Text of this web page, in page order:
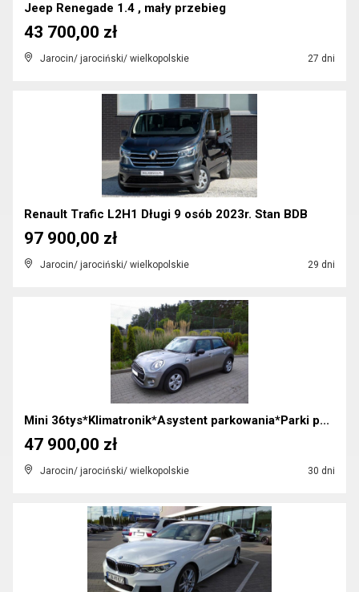
Jeep Renegade 1.4 , mały przebieg
Jarocin/ jarociński/ wielkopolskie 27 dni
43 700,00 zł
Renault Trafic L2H1 Długi 9 osób 2023r. Stan BDB
Jarocin/ jarociński/ wielkopolskie 29 dni
97 900,00 zł
Mini 36tys*Klimatronik*Asystent parkowania*Parki p...
Jarocin/ jarociński/ wielkopolskie 30 dni
47 900,00 zł